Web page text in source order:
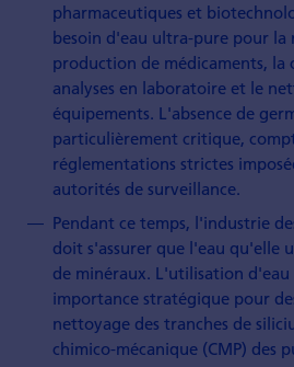
pharmaceutiques et
besoin d'eau ultra-pure pour la
production de médicaments, la
analyses en laboratoire et le
équipements. L'absence de
particulièrement critique,
réglementations strictes
autorités de surveillance.
Pendant ce temps, l'industrie
doit s'assurer que l'eau qu'elle
de minéraux. L'utilisation
importance stratégique pour
nettoyage des tranches de
chimico-mécanique (CMP) des